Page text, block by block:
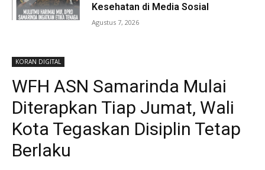
Kesehatan di Media Sosial
Agustus 7, 2026